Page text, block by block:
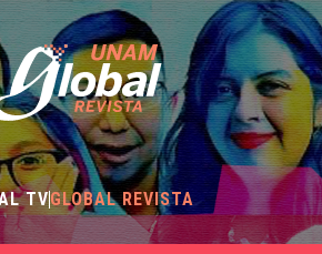
TVGLOBAL REVISTA